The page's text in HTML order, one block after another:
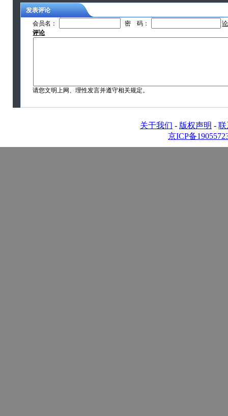
发表评论
会员名：
密 码：
评论
请您文明上网、理性发言并遵守相关规定。
关于我们 - 版权声明 - 联
京ICP备